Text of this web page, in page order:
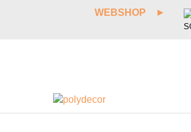
WEBSHOP ►